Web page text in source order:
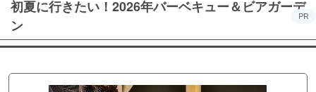
初夏に行きたい！2026年バーベキュー＆ビアガーデ
ン
PR